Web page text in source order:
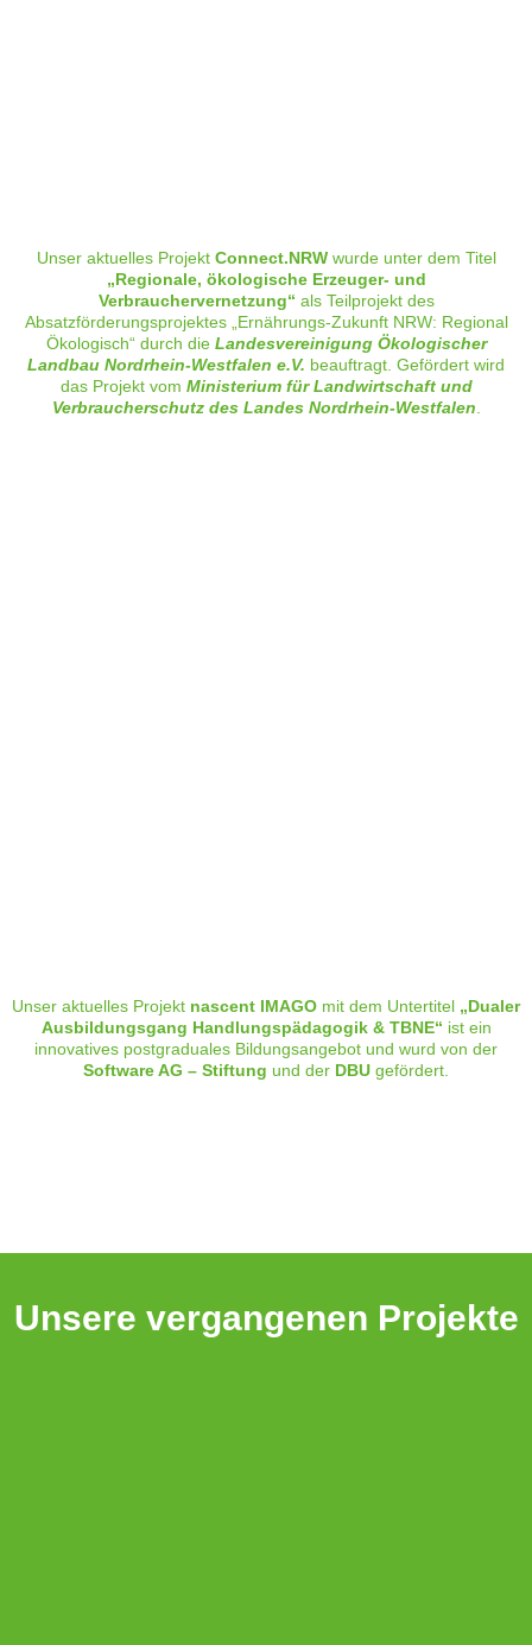
Unser aktuelles Projekt Connect.NRWwurde unter dem Titel
„Regionale, ökologische Erzeuger- und
Verbrauchervernetzung“ als Teilprojekt des
Absatzförderungsprojektes „Ernährungs-Zukunft NRW: Regional
Ökologisch“ durch die Landesvereinigung Ökologischer
Landbau Nordrhein-Westfalen e.V. beauftragt. Gefördert wird
das Projekt vom Ministerium für Landwirtschaft und
Verbraucherschutz des Landes Nordrhein-Westfalen
Unser aktuelles Projekt nascent IMAGO mit dem Untertitel „Dualer
Ausbildungsgang Handlungspädagogik & TBNE“ ist ein
innovatives postgraduales Bildungsangebot und wurd von der
Software AG – Stiftung und der DBU gefördert.
Unsere vergangenen Projekte